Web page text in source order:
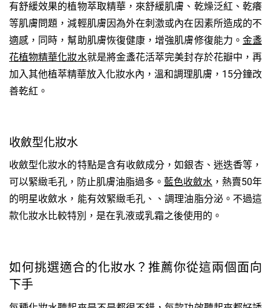
有舒緩效果的植物萃取精華，來舒緩肌膚、乾燥泛紅、乾癢
等肌膚問題，減輕肌膚因為外在刺激或內在因素所造成的不
適感，同時，幫助肌膚恢復健康，增強肌膚修復能力。 金盞
花植物精華化妝水就是將金盞花活萃完美封存於花瓣中，再
加入其他植萃精華放入化妝水內，溫和調理肌膚，15分鐘改
善乾紅。
收斂型化妝水
收斂型化妝水的特點是含有收斂成分，如銀杏、迷迭香等，
可以緊緻毛孔，防止肌膚油脂過多。 藍色收斂水 ，熱賣50年
的明星收斂水，能有效緊緻毛孔、、調理油脂分泌。不過這
款化妝水比較特別，是在乳液或乳霜之後使用的。
如何挑選適合的化妝水？推薦你從這兩個面向
下手